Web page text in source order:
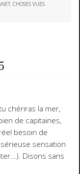
,CHOSES VUES
chériras la mer,
de capitaines,
besoin de
sensation
Disons sans